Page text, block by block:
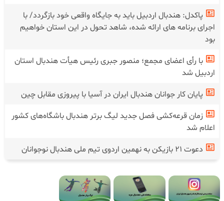
پاکدل: هندبال اردبیل باید به جایگاه واقعی خود بازگردد/ با
اجرای برنامه های ارائه شده، شاهد تحول در این استان خواهیم
بود
با رأی اعضای مجمع؛ منصور جبری رئیس هیأت هندبال استان
اردبیل شد
پایان کار جوانان هندبال ایران در آسیا با پیروزی مقابل چین
زمان قرعه‌کشی فصل جدید لیگ برتر هندبال باشگاه‌های کشور
اعلام شد
دعوت ۲۱ بازیکن به نهمین اردوی تیم ملی هندبال نوجوانان